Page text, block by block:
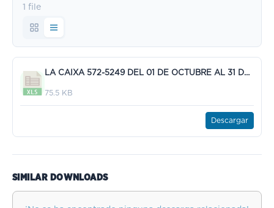
1 file
LA CAIXA 572-5249 DEL 01 DE OCTUBRE AL 31 DE DICIEMBRE DE 2023.xls
75.5 KB
Descargar
SIMILAR DOWNLOADS